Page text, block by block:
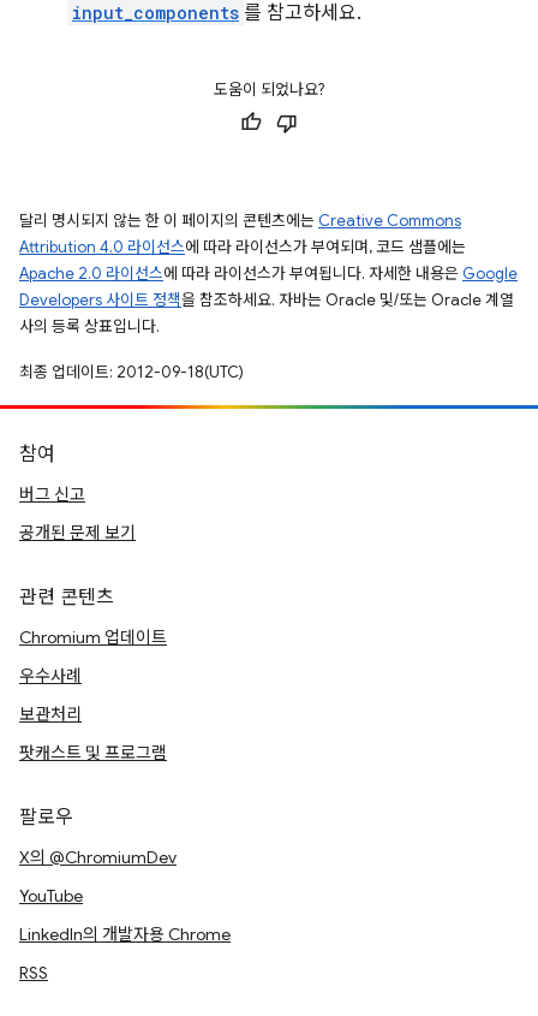
input_components 를 참고하세요.
도움이 되었나요?
달리 명시되지 않는 한 이 페이지의 콘텐츠에는 Creative Commons
Attribution 4.0 라이선스에 따라 라이선스가 부여되며, 코드 샘플에는
Apache 2.0 라이선스에 따라 라이선스가 부여됩니다. 자세한 내용은 Google
Developers 사이트 정책을 참조하세요. 자바는 Oracle 및/또는 Oracle 계열
사의 등록 상표입니다.
최종 업데이트: 2012-09-18(UTC)
참여
버그 신고
공개된 문제 보기
관련 콘텐츠
Chromium 업데이트
우수사례
보관처리
팟캐스트 및 프로그램
팔로우
X의 @ChromiumDev
YouTube
LinkedIn의 개발자용 Chrome
RSS